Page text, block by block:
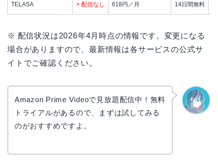
TELASA × 配信なし 618円／月 14日間無料
※ 配信状況は2026年4月時点の情報です。変更になる
場合がありますので、最新情報は各サービスの公式サ
イトでご確認ください。
Amazon Prime Videoで見放題配信中！無料
トライアルがあるので、まずは試してみる
のがおすすめですよ。